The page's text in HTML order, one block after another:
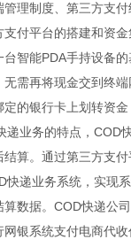
管理制度、第三方支
支付平台的搭建和资
台智能PDA手持设备
无需再将现金交到终
定的银行卡上划转资
递业务的特点，COD
结算。通过第三方支
快递业务系统，实现
算数据。COD快递公
网银系统支付电商代